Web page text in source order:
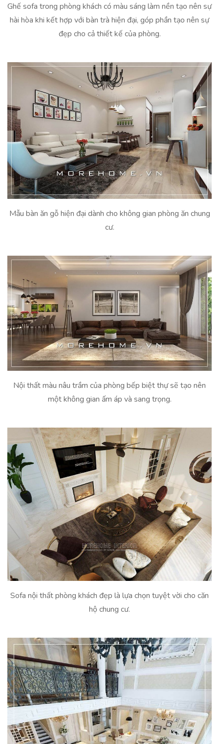
Ghế sofa trong phòng khách có màu sáng làm nền tạo nên sự
hài hòa khi kết hợp với bàn trà hiện đại, góp phần tạo nên sự
đẹp cho cả thiết kế của phòng.
Mẫu bàn ăn gỗ hiện đại dành cho không gian phòng ăn chung
cư.
Nội thất màu nâu trầm của phòng bếp biệt thự sẽ tạo nên
một không gian ấm áp và sang trọng.
Sofa nội thất phòng khách đẹp là lựa chọn tuyệt vời cho căn
hộ chung cư.